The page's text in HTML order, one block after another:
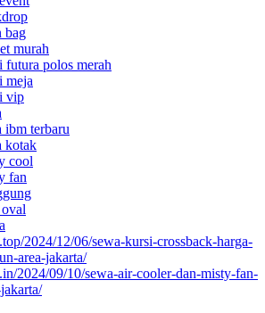
bag
murah
futura polos merah
meja
vip
ibm terbaru
kotak
cool
fan
oval
2024/12/06/sewa-kursi-crossback-harga-
area-jakarta/
2024/09/10/sewa-air-cooler-dan-misty-fan-